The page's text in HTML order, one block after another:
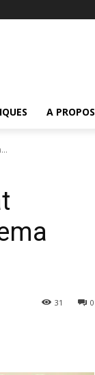
A PROPOS
0
31